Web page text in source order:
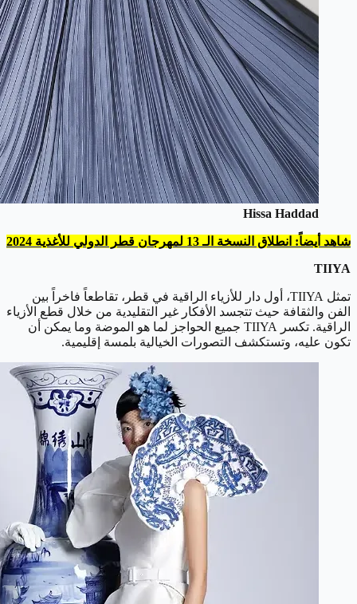
Hissa Haddad
شاهد أيضاً: انطلاق النسخة الـ 13 لمهرجان قطر الدولي للأغذية 2024
TIIYA
تمثل TIIYA، أول دار للأزياء الراقية في قطر، تقاطعاً فاخراً بين
الفن والثقافة حيث تتجسد الأفكار غير التقليدية من خلال قطع الأزياء
الراقية. تكسر TIIYA جميع الحواجز لما هو الموضة وما يمكن أن
تكون عليه، وتستكشف التصورات الخيالية بلمسة إقليمية.